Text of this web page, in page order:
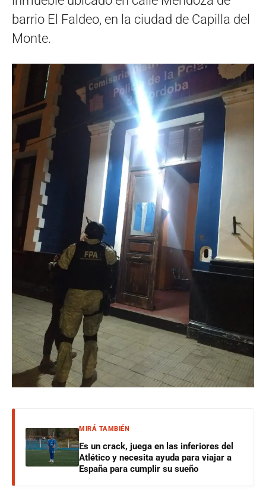
barrio El Faldeo, en la ciudad de Capilla del
Monte.
MIRÁ TAMBIÉN
Es un crack, juega en las inferiores del
Atlético y necesita ayuda para viajar a
España para cumplir su sueño